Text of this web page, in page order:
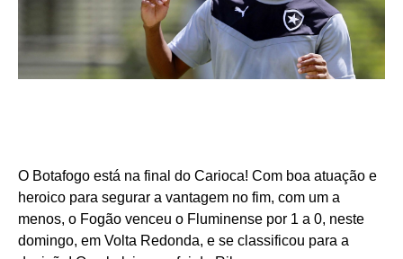
O Botafogo está na final do Carioca! Com boa atuação e
heroico para segurar a vantagem no fim, com um a
menos, o Fogão venceu o Fluminense por 1 a 0, neste
domingo, em Volta Redonda, e se classificou para a